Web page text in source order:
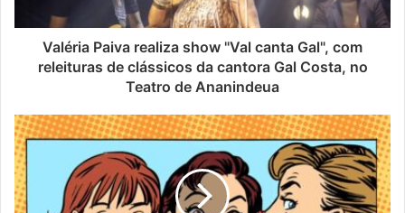
Valéria Paiva realiza show "Val canta Gal", com
releituras de clássicos da cantora Gal Costa, no
Teatro de Ananindeua